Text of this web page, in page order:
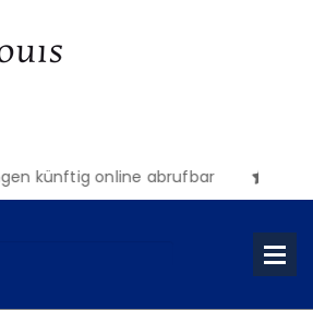
künftig online abrufbar